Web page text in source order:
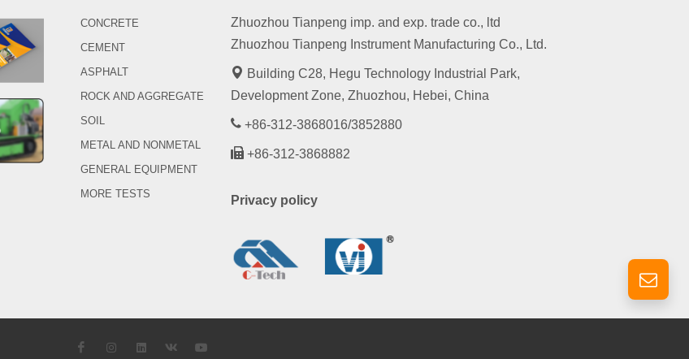
CONCRETE
CEMENT
ASPHALT
ROCK AND AGGREGATE
SOIL
METAL AND NONMETAL
GENERAL EQUIPMENT
MORE TESTS
Zhuozhou Tianpeng imp. and exp. trade co., ltd
Zhuozhou Tianpeng Instrument Manufacturing Co., Ltd.
Building C28, Hegu Technology Industrial Park,
Development Zone, Zhuozhou, Hebei, China
+86-312-3868016/3852880
+86-312-3868882
Privacy policy
FacebookInstagramLinkedIn
VK YouTube